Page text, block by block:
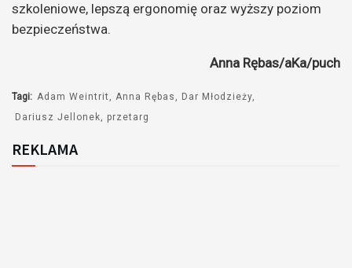
szkoleniowe, lepszą ergonomię oraz wyższy poziom
bezpieczeństwa.
Anna Rębas/aKa/puch
Tagi: Adam Weintrit Anna Rębas
Dar Młodzieży
Dariusz Jellonek
przetarg
REKLAMA